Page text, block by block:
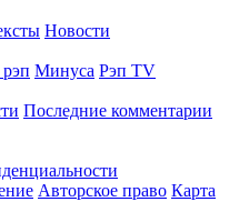
Новости
Минуса Рэп TV
Последние комментарии
Авторское право Карта